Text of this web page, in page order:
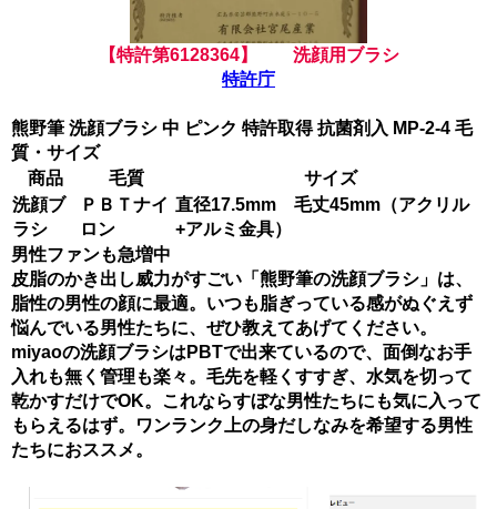
【特許第6128364】 洗顔用ブラシ
特許庁
熊野筆 洗顔ブラシ 中 ピンク 特許取得 抗菌剤入 MP-2-4 毛
質・サイズ
商品
毛質
サイズ
洗顔ブ
ラシ
ＰＢＴナイ
ロン
直径17.5mm 毛丈45mm（アクリル
+アルミ金具）
男性ファンも急増中
皮脂のかき出し威力がすごい「熊野筆の洗顔ブラシ」は、
脂性の男性の顔に最適。いつも脂ぎっている感がぬぐえず
悩んでいる男性たちに、ぜひ教えてあげてください。
miyaoの洗顔ブラシはPBTで出来ているので、面倒なお手
入れも無く管理も楽々。毛先を軽くすすぎ、水気を切って
乾かすだけでOK。これならすぼな男性たちにも気に入って
もらえるはず。ワンランク上の身だしなみを希望する男性
たちにおススメ。